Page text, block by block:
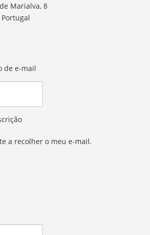
Marialva, 8
Portugal
de e-mail
a recolher o meu e-mail.